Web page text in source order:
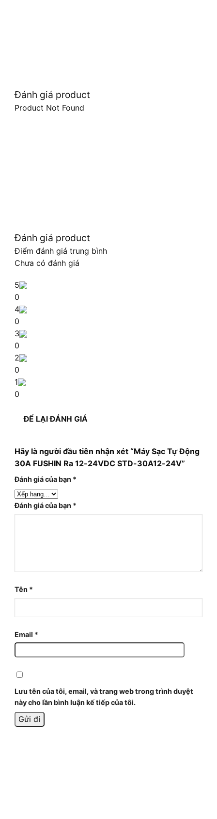
Đánh giá product
Product Not Found
Đánh giá product
Điểm đánh giá trung bình
Chưa có đánh giá
5
0
4
0
3
0
2
0
1
0
ĐỂ LẠI ĐÁNH GIÁ
Hãy là người đầu tiên nhận xét “Máy Sạc Tự Động
30A FUSHIN Ra 12-24VDC STD-30A12-24V”
Đánh giá của bạn *
Đánh giá của bạn *
Tên *
Email *
Lưu tên của tôi, email, và trang web trong trình duyệt
này cho lần bình luận kế tiếp của tôi.